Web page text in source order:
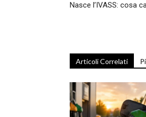
Nasce l’IVASS: cosa
Articoli Correlati